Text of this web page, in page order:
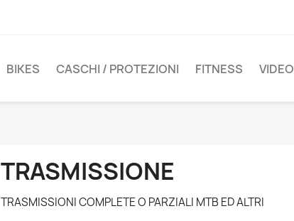
BIKES CASCHI / PROTEZIONI FITNESS VIDEO
TRASMISSIONE
TRASMISSIONI COMPLETE O PARZIALI MTB ED ALTRI